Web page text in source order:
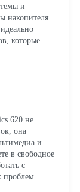
и
накопителя
которые
620 не
она
и
в свободное
с
проблем.